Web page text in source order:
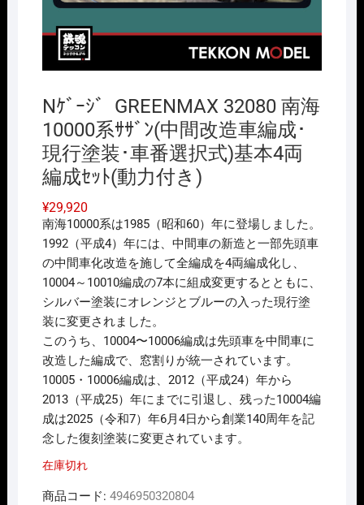
Nｹﾞｰｼﾞ GREENMAX 32080 南海
10000系ｻｻﾞﾝ(中間改造車編成･
現行塗装･車番選択式)基本4両
編成ｾｯﾄ(動力付き)
¥29,920
南海10000系は1985（昭和60）年に登場しました。
1992（平成4）年には、中間車の新造と一部先頭車
の中間車化改造を施して全編成を4両編成化し、
10004～10010編成の7本に組成変更するとともに、
シルバー塗装にオレンジとブルーの入った現行塗
装に変更されました。
このうち、10004〜10006編成は先頭車を中間車に
改造した編成で、窓割りが統一されています。
10005・10006編成は、2012（平成24）年から
2013（平成25）年にまでに引退し、残った10004編
成は2025（令和7）年6月4日から創業140周年を記
念した復刻塗装に変更されています。
在庫切れ
商品コード: 4946950320804